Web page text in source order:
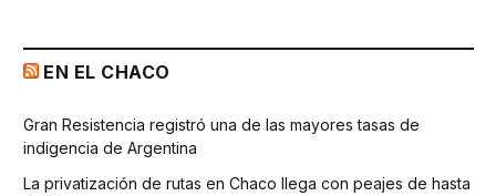
EN EL CHACO
Gran Resistencia registró una de las mayores tasas de
indigencia de Argentina
La privatización de rutas en Chaco llega con peajes de hasta